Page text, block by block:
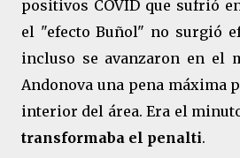
positivos COVID que sufrió
el "efecto Buñol" no surgió
incluso se avanzaron en el
Andonova una pena máxima
interior del área. Era el
transformaba el penalti.